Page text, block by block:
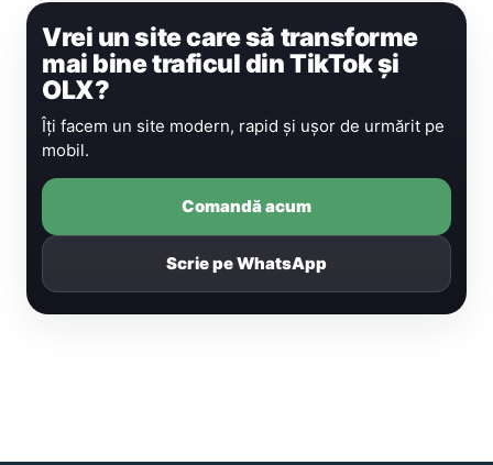
Vrei un site care să transforme
mai bine traficul din TikTok și
OLX?
Îți facem un site modern, rapid și ușor de urmărit pe
mobil.
Comandă acum
Scrie pe WhatsApp